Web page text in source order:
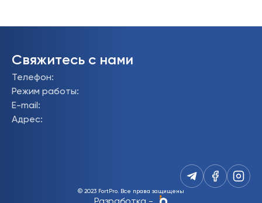
Свяжитесь с нами
Телефон:
Режим работы:
E-mail :
Адрес:
© 2023 FortPro. Все права защищены